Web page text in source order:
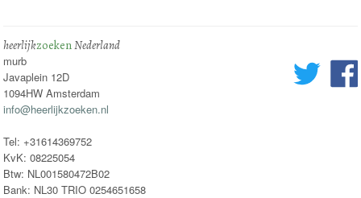
heerlijkzoekenNederland
murb
Javaplein 12D
1094HW Amsterdam
info@heerlijkzoeken.nl
Tel: +31614369752
KvK: 08225054
Btw: NL001580472B02
Bank: NL30 TRIO 0254651658